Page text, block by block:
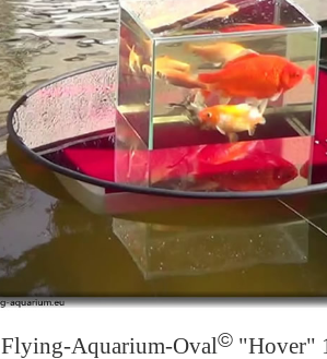
Flying-Aquarium-Oval© "Hover"